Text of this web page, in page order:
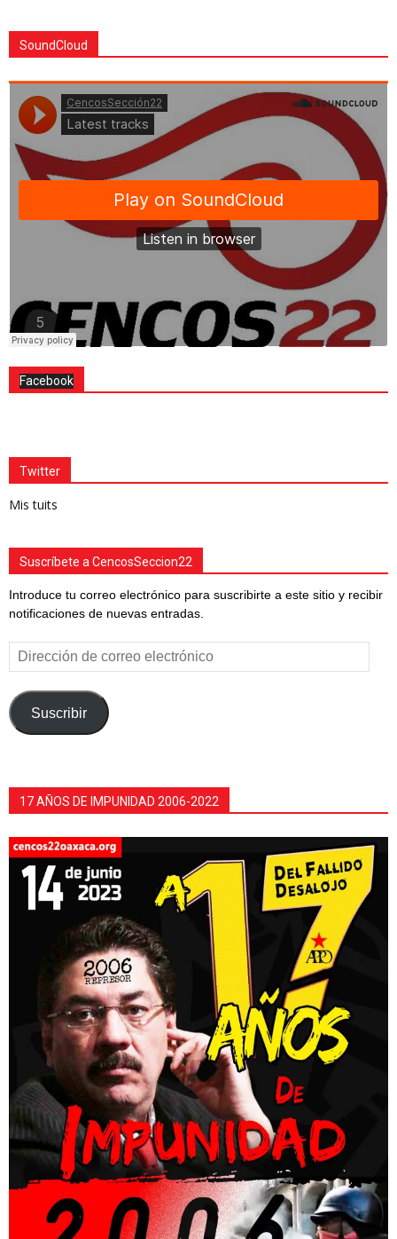
SoundCloud
Facebook
Twitter
Mis tuits
Suscríbete a CencosSeccion22
Introduce tu correo electrónico para suscribirte a este sitio y recibir
notificaciones de nuevas entradas.
Dirección
de
electrónico
Suscribir
17 AÑOS DE IMPUNIDAD 2006-2022